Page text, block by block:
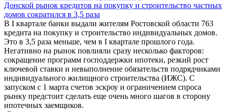
Донской рынок кредитов на покупку и строительство частных
домов сократился в 3,5 раза
В I квартале банки выдали жителям Ростовской области 763
кредита на покупку и строительство индивидуальных домов.
Это в 3,5 раза меньше, чем в I квартале прошлого года.
Негативно на рынок повлияли сразу несколько факторов:
сокращение программ господдержки ипотеки, резкий рост
ключевой ставки и невыполнение обязательств подрядчиками
индивидуального жилищного строительства (ИЖС). С
запуском с 1 марта счетов эскроу и ограничением спроса
рынку предстоит сделать еще очень много шагов в сторону
ипотечных заемщиков.